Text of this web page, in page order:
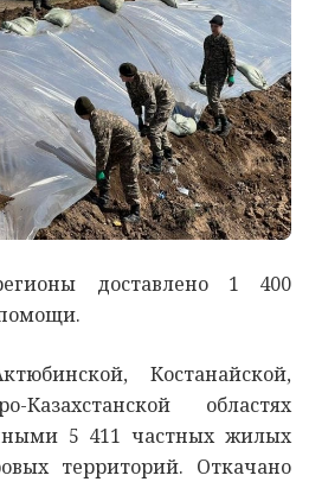
доставлено 1 400
Костанайской,
Казахстанской областях
5 411 частных жилых
территорий. Откачано